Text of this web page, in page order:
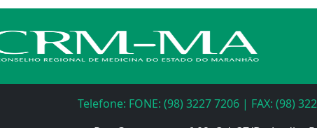
Telefone: FONE: (98) 3227 7206 | FAX: (98)